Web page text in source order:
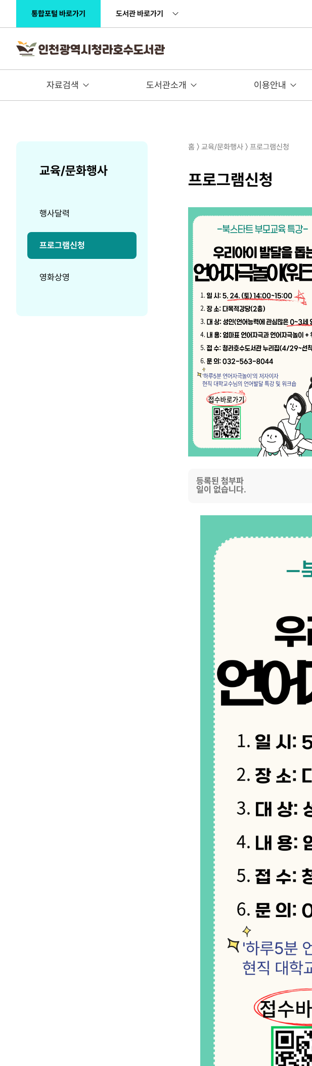
통합포털 바로가기 도서관 바로가기
자료검색 도서관소개 이용안내
교육/문화행사
행사달력
프로그램신청
영화상영
홈 〉 교육/문화행사 〉 프로그램신청
프로그램신청
등록된 첨부파
일이 없습니다.